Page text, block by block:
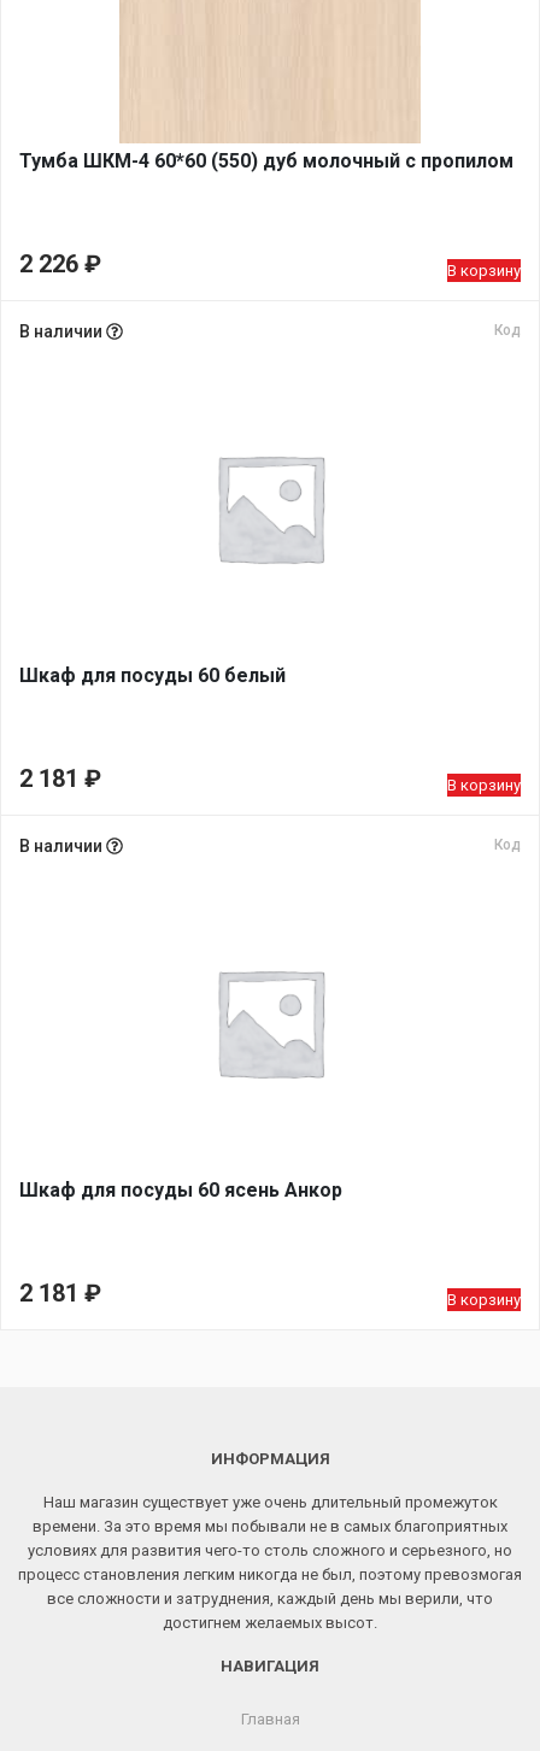
Тумба ШКМ-4 60*60 (550) дуб молочный с пропилом
2 226 ₽ В корзину
В наличии Код
Шкаф для посуды 60 белый
2 181 ₽ В корзину
В наличии Код
Шкаф для посуды 60 ясень Анкор
2 181 ₽ В корзину
ИНФОРМАЦИЯ
Наш магазин существует уже очень длительный промежуток
времени. За это время мы побывали не в самых благоприятных
условиях для развития чего-то столь сложного и серьезного, но
процесс становления легким никогда не был, поэтому превозмогая
все сложности и затруднения, каждый день мы верили, что
достигнем желаемых высот.
НАВИГАЦИЯ
Главная